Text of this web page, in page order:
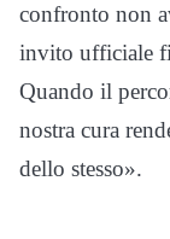
confronto non
invito ufficiale
Quando il
nostra cura
dello stesso».